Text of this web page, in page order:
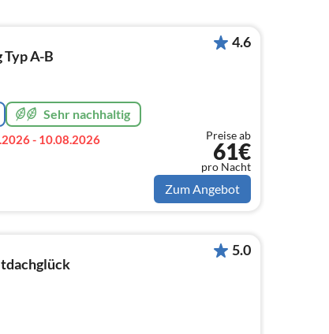
A-B
Sehr nachhaltig
- 10.08.2026
4.6
Preise ab
61€
pro Nacht
Zum Angebot
5.0